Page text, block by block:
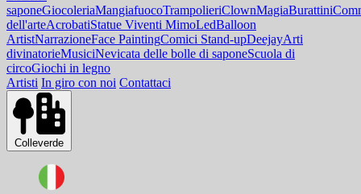
saponeGiocoleriaMangiafuocoTrampolieriClownMagiaBurattini
dell'arteAcrobatiStatue Viventi MimoLedBalloon
ArtistNarrazioneFace PaintingComici Stand-upDeejayArti
divinatorieMusiciNevicata delle bolle di saponeScuola di
circoGiochi in legno
Artisti In giro con noi Contattaci
Colleverde